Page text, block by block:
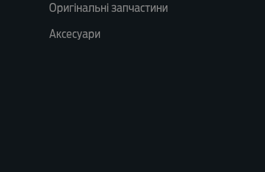
Оригінальні запчастини
Аксесуари